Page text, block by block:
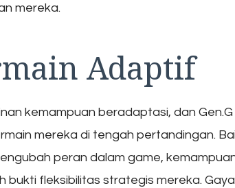
mereka.
Adaptif
kemampuan beradaptasi, dan
mereka di tengah pertandingan.
peran dalam game,
bukti fleksibilitas strategis mereka.